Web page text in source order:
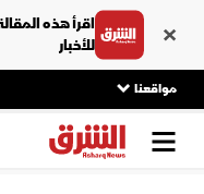
اقرأ هذه
للأخبار
مواقعنا